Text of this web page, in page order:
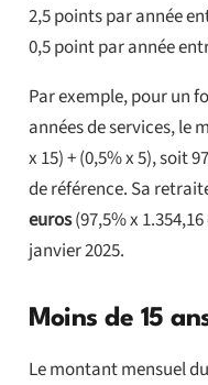
2,5 points par année
0,5 point par année
Par exemple, pour un
années de services, le
x 15) + (0,5% x 5), soit
de référence. Sa
euros(97,5% x
janvier 2025.
Moins de 15
Le montant mensuel